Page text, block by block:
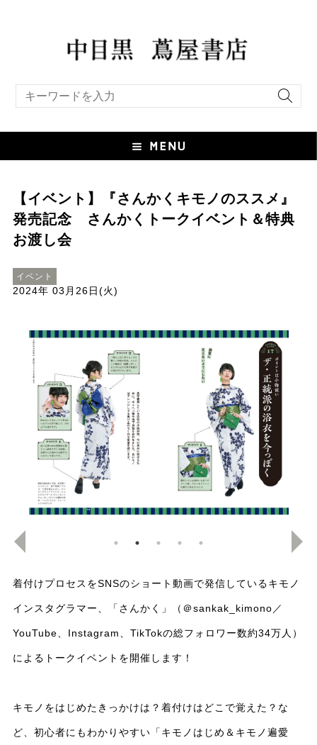
【イベント】『さんかくキモノのススメ』
発売記念 さんかくトークイベント＆特典
お渡し会
イベント
2024年 03月26日(火)
着付けプロセスをSNSのショート動画で発信しているキモノ
インスタグラマー、「さんかく」（＠sankak_kimono／
YouTube、Instagram、TikTokの総フォロワー数約34万人）
によるトークイベントを開催します！
キモノをはじめたきっかけは？着付けはどこで覚えた？な
ど、初心者にもわかりやすい「キモノはじめ＆キモノ遍愛